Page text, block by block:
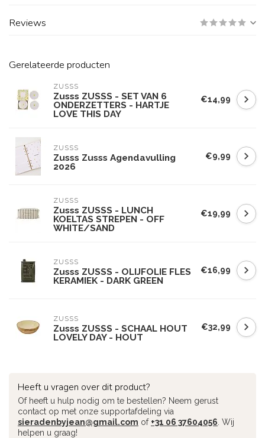
Reviews
Gerelateerde producten
ZUSSS
Zusss ZUSSS - SET VAN 6
ONDERZETTERS - HARTJE
LOVE THIS DAY
€14,99
ZUSSS
Zusss Zusss Agendavulling
2026
€9,99
ZUSSS
Zusss ZUSSS - LUNCH
KOELTAS STREPEN - OFF
WHITE/SAND
€19,99
ZUSSS
Zusss ZUSSS - OLIJFOLIE FLES
KERAMIEK - DARK GREEN
€16,99
ZUSSS
Zusss ZUSSS - SCHAAL HOUT
LOVELY DAY - HOUT
€32,99
Heeft u vragen over dit product?
Of heeft u hulp nodig om te bestellen? Neem gerust
contact op met onze supportafdeling via
sieradenbyjean@gmail.com of +31 06 37604056 . Wij
helpen u graag!